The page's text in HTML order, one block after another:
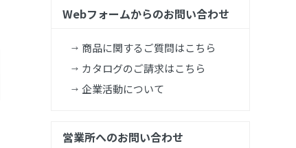
Webフォームからのお問い合わせ
商品に関するご質問はこちら
カタログのご請求はこちら
企業活動について
営業所へのお問い合わせ